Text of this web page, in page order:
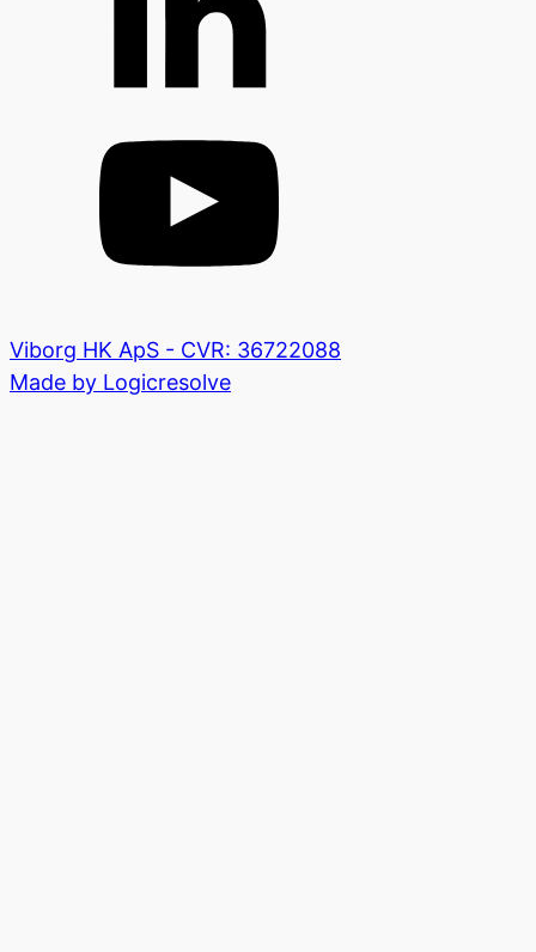
Viborg HK ApS - CVR: 36722088
Made by Logicresolve